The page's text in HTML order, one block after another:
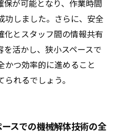
保が可能となり、作業時間
功しました。さらに、安全
化とスタッフ間の情報共有
活かし、狭小スペースで
かつ効率的に進めること
れるでしょう。
スでの機械解体技術の全